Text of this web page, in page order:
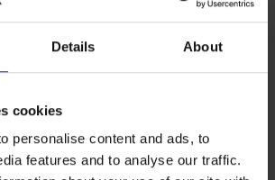
Details About
cookies
personalise content and ads, to
features and to analyse our traffic.